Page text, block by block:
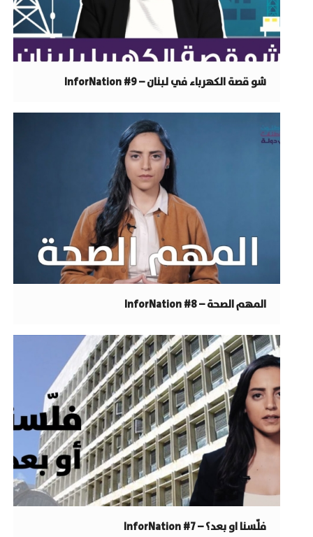
شو قصة الكهرباء في لبنان – InforNation #9
المهم الصحة – InforNation #8
فلّسنا او بعد؟ – InforNation #7